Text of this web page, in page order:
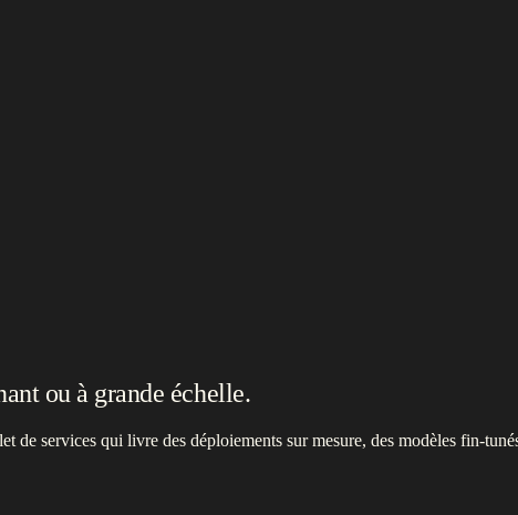
ou à grande échelle.
services qui livre des déploiements sur mesure, des modèles fin-